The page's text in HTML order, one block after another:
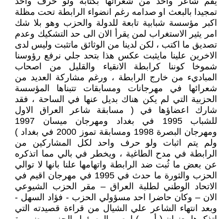
تمجيدا بالبعث او صدامه رغم انضواء الرابطة تحت مظلة
اكبر مؤسسة شبابية تابعة للدولة والحزب وهو بلا شك
امر يثير الاستغراب لمن يقرأ الان الى حد التشكيك وعدم
تصديق ما اكتب ، لكن لدينا من الوثائق ماتثبت وليس لدى
الاخرين علينا مايثبت عكس هذا بتحد جلي نرفع رؤوسنا
شموخا كوننا كرابطة الانقياء والقليل من اصحاب
المباديء من خارج الرابطة ، ورغم مشاركة العديد من
شعرائها في مهرجانات ومسابقات تتبناها المؤسسة
الحزبية التي لم يكن هناك بديل عنها في الساحة ، فقد
شارك اعضاؤها في ( مسابقة شاعر العراق الاول
للشباب 1995 في بغداد ومهرجان ميسان 1997
ومهرجان البصرة 1998 ومسابقة تموز 2000 في بغداد )
ولم يتم اثبات ولو حرف واحد لكل المشاركين من
الرابطة في مدح الطاغية ، ويخطر في بالي مما اتذكره
عن بعض ما ثُبت ضد الرابطة واتهامها علنا بانها لا توالي
الحزب والثورة ما حدث في 1995 في مهرجان اقيم في
الاتحاد الوطني لطلبة العراق – مقر الحزب الشيوعي
الان – وكان حاضرا احد مسؤولي الحزب - فؤاد السهل -
وبعد انتهاء الشاعر علي الشيال من قراءة قصيدته التي